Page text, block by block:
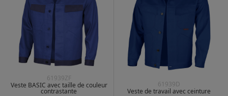
61939ZF
Veste BASIC avec taille de couleur
contrastante
61939D
Veste de travail avec ceinture